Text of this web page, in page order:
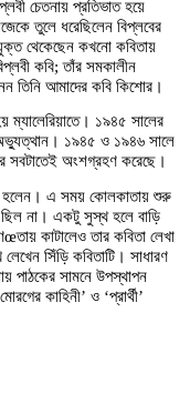
চেতনায় প্রতিভাত হয়ে
তুলে ধরেছিলেন বিপ্লবের
থেকেছেন কখনো কবিতায়
কবি; তাঁর সমকালীন
তিনি আমাদের কবি কিশোর।
ম্যালেরিয়াতে। ১৯৪৫ সালের
১৯৪৫ ও ১৯৪৬ সালে
সবটাতেই অংশগ্রহণ করেছে।
হলেন। এ সময় কোলকাতায় শুরু
ছিল না। একটু সুস্থ হলে বাড়ি
কাটালেও তার কবিতা লেখা
সিঁড়ি কবিতাটি। সাধারণ
পাঠকের সামনে উপস্থাপন
কাহিনী’ ও ‘প্রার্থী’